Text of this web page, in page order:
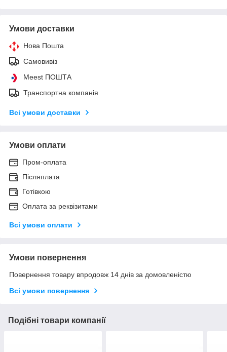
Умови доставки
Нова Пошта
Самовивіз
Meest ПОШТА
Транспортна компанія
Всі умови доставки
Умови оплати
Пром-оплата
Післяплата
Готівкою
Оплата за реквізитами
Всі умови оплати
Умови повернення
Повернення товару впродовж 14 днів за домовленістю
Всі умови повернення
Подібні товари компанії